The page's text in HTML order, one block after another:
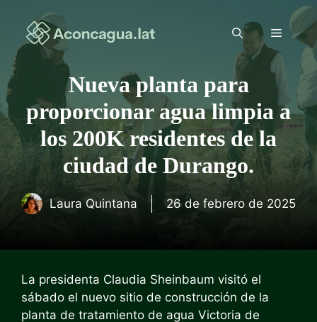
contenido
Menú
Nueva planta para
proporcionar agua limpia a
los 200K residentes de la
ciudad de Durango.
Laura Quintana 26 de febrero de 2025
La presidenta Claudia Sheinbaum visitó el
sábado el nuevo sitio de construcción de la
planta de tratamiento de agua Victoria de